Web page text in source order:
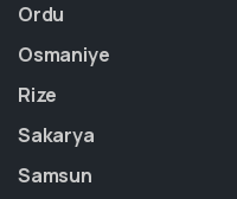
Ordu
Osmaniye
Rize
Sakarya
Samsun